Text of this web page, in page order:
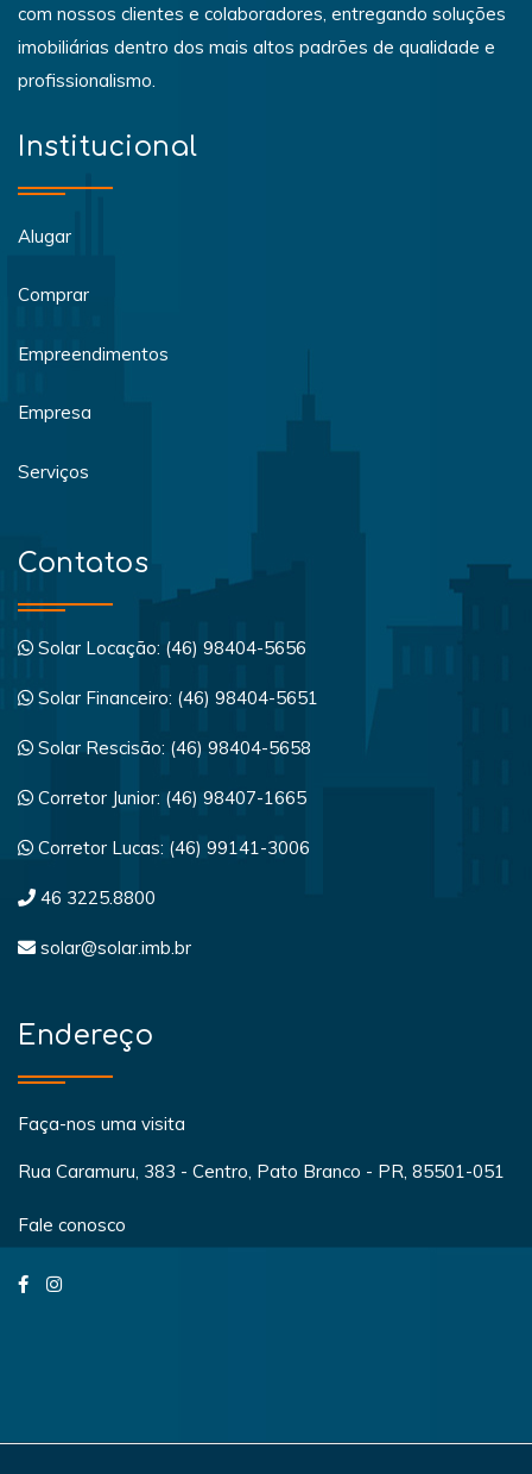
com nossos clientes e colaboradores, entregando soluções
imobiliárias dentro dos mais altos padrões de qualidade e
profissionalismo.
Institucional
Alugar
Comprar
Empreendimentos
Empresa
Serviços
Contatos
Solar Locação: (46) 98404-5656
Solar Financeiro: (46) 98404-5651
Solar Rescisão: (46) 98404-5658
Corretor Junior: (46) 98407-1665
Corretor Lucas: (46) 99141-3006
46 3225.8800
solar@solar.imb.br
Endereço
Faça-nos uma visita
Rua Caramuru, 383 - Centro, Pato Branco - PR, 85501-051
Fale conosco